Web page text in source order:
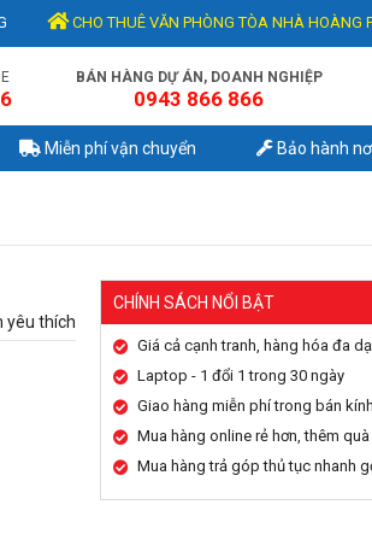
CHO THUÊ VĂN PHÒNG TÒA NHÀ HOÀNG
BÁN HÀNG DỰ ÁN, DOANH NGHIỆP
0943 866 866
Miễn phí vận chuyển Bảo hành
yêu thích
CHÍNH SÁCH NỔI BẬT
Giá cả cạnh tranh, hàng hóa đa
Laptop - 1 đổi 1 trong 30 ngày
Giao hàng miễn phí trong bán
Mua hàng online rẻ hơn, thêm quà
Mua hàng trả góp thủ tục nhanh